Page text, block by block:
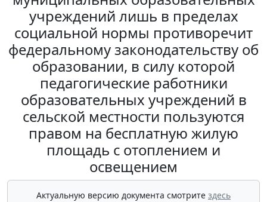
учреждений лишь в пределах
социальной нормы противоречит
федеральному законодательству об
образовании, в силу которой
педагогические работники
образовательных учреждений в
сельской местности пользуются
правом на бесплатную жилую
площадь с отоплением и
освещением
Актуальную версию документа смотрите здесь